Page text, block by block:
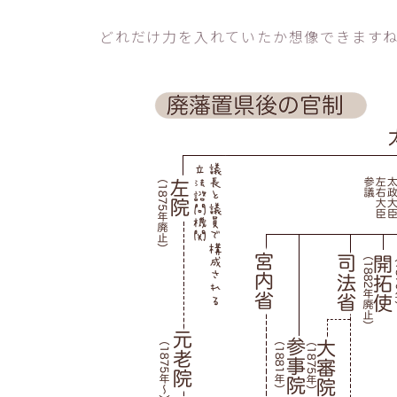
どれだけ力を入れていたか想像できます